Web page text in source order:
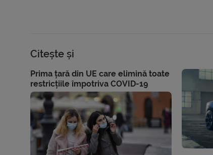
Citește și
Prima țară din UE care elimină toate
restricțiile împotriva COVID-19